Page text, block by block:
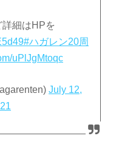
細はHPを
#ハガレン20周
uPlJgMtoqc
July 12,